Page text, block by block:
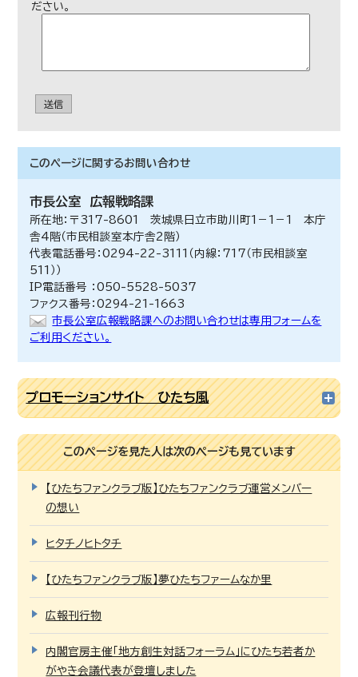
ださい。
送信
このページに関するお問い合わせ
市長公室 広報戦略課
所在地：〒317-8601 茨城県日立市助川町1－1－1 本庁
舎4階（市民相談室本庁舎2階）
代表電話番号：0294-22-3111（内線：717（市民相談室
511））
IP電話番号 ：050-5528-5037
ファクス番号：0294-21-1663
市長公室広報戦略課へのお問い合わせは専用フォームを
ご利用ください。
プロモーションサイト ひたち風
このページを見た人は次のページも見ています
【ひたちファンクラブ版】ひたちファンクラブ運営メンバー
の想い
ヒタチノヒトタチ
【ひたちファンクラブ版】夢ひたちファームなか里
広報刊行物
内閣官房主催「地方創生対話フォーラム」にひたち若者か
がやき会議代表が登壇しました